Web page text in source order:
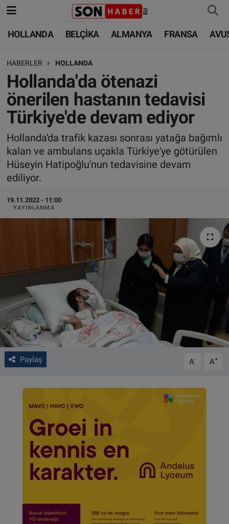
HOLLANDA BELÇİKA ALMANYA FRANSA
HABERLER HOLLANDA
Hollanda'da ötenazi
önerilen hastanın tedavisi
Türkiye'de devam ediyor
Hollanda'da trafik kazası sonrası yatağa bağımlı
kalan ve ambulans uçakla Türkiye'ye götürülen
Hüseyin Hatipoğlu'nun tedavisine devam
ediliyor.
19.11.2022 - 11:00
YAYINLANMA
Paylaş A- A+
HOLLANDA
BELÇİKA
ALMANYA
FRANSA
AVUSTURYA
SAĞLIK - YAŞAM
BİLİM-TEKNOLOJİ
HOLLANDA
BELÇİKA
ALMANYA
TÜRKİYE
DÜNYA
BİLİM-TEKNOLOJİ
SAĞLIK
FOTO GALERİ
VIDEO GALERİ
ALGEMENE VOORWAARDEN
CONTACT
Çerez Politikası
Nöbetçi Eczaneler
Hava Durumu
Trafik Durumu
Süper Lig Puan Durumu ve Fikstür
Tüm Manşetler
Son Dakika Haberleri
Haber Arşivi